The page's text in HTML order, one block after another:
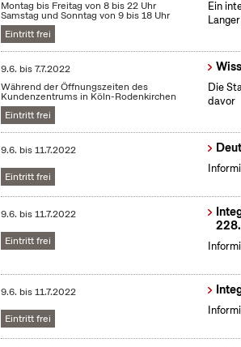
Montag bis Freitag von 8 bis 22 Uhr
Samstag und Sonntag von 9 bis 18 Uhr
Eintritt frei
Ein
Langer
9.6. bis7.7.2022
Während der Öffnungszeiten des
Kundenzentrums in Köln-Rodenkirchen
Eintritt frei
Die
davor
9.6. bis11.7.2022
Eintritt frei
9.6. bis11.7.2022
Eintritt frei
9.6. bis11.7.2022
Eintritt frei